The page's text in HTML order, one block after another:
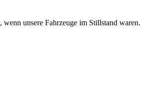
unsere Fahrzeuge im Stillstand waren.